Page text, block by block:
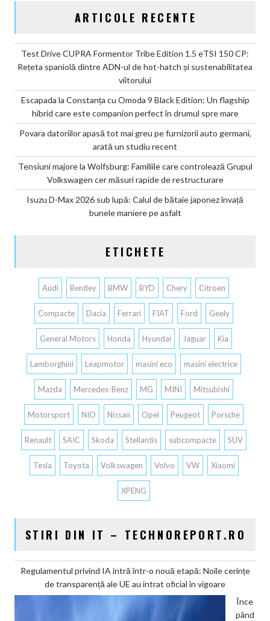
ARTICOLE RECENTE
Test Drive CUPRA Formentor Tribe Edition 1.5 eTSI 150 CP:
Rețeta spaniolă dintre ADN-ul de hot-hatch și sustenabilitatea
viitorului
Escapada la Constanța cu Omoda 9 Black Edition: Un flagship
hibrid care este companion perfect în drumul spre mare
Povara datoriilor apasă tot mai greu pe furnizorii auto germani,
arată un studiu recent
Tensiuni majore la Wolfsburg: Familiile care controlează Grupul
Volkswagen cer măsuri rapide de restructurare
Isuzu D-Max 2026 sub lupă: Calul de bătaie japonez învață
bunele maniere pe asfalt
ETICHETE
Audi Bentley BMW BYD Chery Citroen
Compacte Dacia Ferrari FIAT Ford Geely
General Motors Honda Hyundai Jaguar Kia
Lamborghini Leapmotor masini eco masini electrice
Mazda Mercedes-Benz MG MINI Mitsubishi
Motorsport NIO Nissan Opel Peugeot Porsche
Renault SAIC Skoda Stellantis subcompacte SUV
Tesla Toyota Volkswagen Volvo VW Xiaomi
XPENG
STIRI DIN IT – TECHNOREPORT.RO
Regulamentul privind IA intră într-o nouă etapă: Noile cerințe
de transparență ale UE au intrat oficial în vigoare
Înce
pând